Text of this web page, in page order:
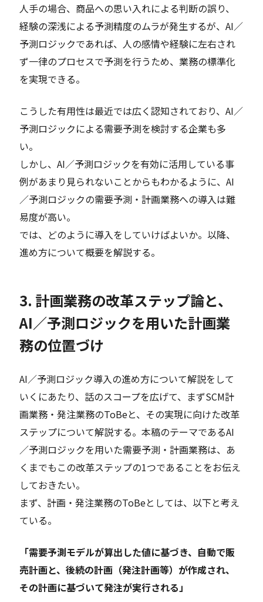
人手の場合、商品への思い入れによる判断の誤り、
経験の深浅による予測精度のムラが発生するが、AI／
予測ロジックであれば、人の感情や経験に左右され
ず一律のプロセスで予測を行うため、業務の標準化
を実現できる。
こうした有用性は最近では広く認知されており、AI／
予測ロジックによる需要予測を検討する企業も多
い。
しかし、AI／予測ロジックを有効に活用している事
例があまり見られないことからもわかるように、AI
／予測ロジックの需要予測・計画業務への導入は難
易度が高い。
では、どのように導入をしていけばよいか。以降、
進め方について概要を解説する。
3. 計画業務の改革ステップ論と、
AI／予測ロジックを用いた計画業
務の位置づけ
AI／予測ロジック導入の進め方について解説をして
いくにあたり、話のスコープを広げて、まずSCM計
画業務・発注業務のToBeと、その実現に向けた改革
ステップについて解説する。本稿のテーマであるAI
／予測ロジックを用いた需要予測・計画業務は、あ
くまでもこの改革ステップの1つであることをお伝え
しておきたい。
まず、計画・発注業務のToBeとしては、以下と考え
ている。
「需要予測モデルが算出した値に基づき、自動で販
売計画と、後続の計画（発注計画等）が作成され、
その計画に基づいて発注が実行される」